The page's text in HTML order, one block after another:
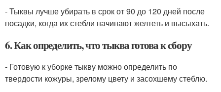
- Тыквы лучше убирать в срок от 90 до 120 дней после
посадки, когда их стебли начинают желтеть и высыхать.
6. Как определить, что тыква готова к сбору
- Готовую к уборке тыкву можно определить по
твердости кожуры, зрелому цвету и засохшему стеблю.